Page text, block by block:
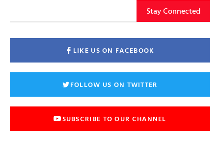
Stay Connected
LIKE US ON FACEBOOK
FOLLOW US ON TWITTER
SUBSCRIBE TO OUR CHANNEL